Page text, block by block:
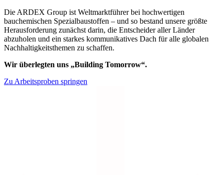
Die ARDEX Group ist Weltmarktführer bei hochwertigen
bauchemischen Spezialbaustoffen – und so bestand unsere größte
Herausforderung zunächst darin, die Entscheider aller Länder
abzuholen und ein starkes kommunikatives Dach für alle globalen
Nachhaltigkeitsthemen zu schaffen.
Wir überlegten uns „Building Tomorrow“.
Zu Arbeitsproben springen